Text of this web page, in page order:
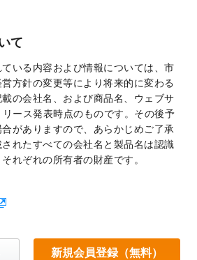
て
いる内容および情報については、市
方針の変更等により将来的に変わる
の会社名、および商品名、ウェブサ
ース発表時点のものです。その後予
がありますので、あらかじめご了承
れたすべての会社名と製品名は認識
れぞれの所有者の財産です。
新規会員登録（無料）